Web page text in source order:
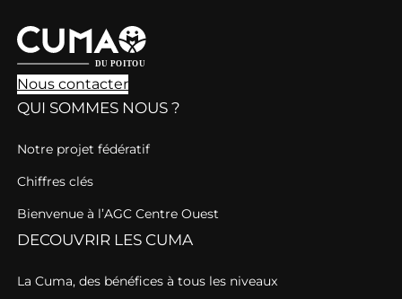
Nous contacter
QUI SOMMES NOUS ?
Notre projet fédératif
Chiffres clés
Bienvenue à l’AGC Centre Ouest
DECOUVRIR LES CUMA
La Cuma, des bénéfices à tous les niveaux